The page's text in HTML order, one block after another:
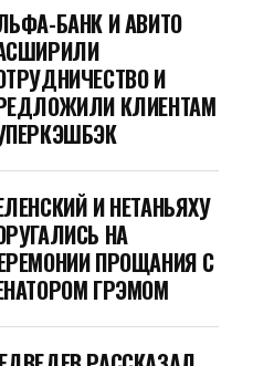
БАНК И АВИТО
И
КЛИЕНТАМ
И НЕТАНЬЯХУ
НА
ПРОЩАНИЯ С
ГРЭМОМ